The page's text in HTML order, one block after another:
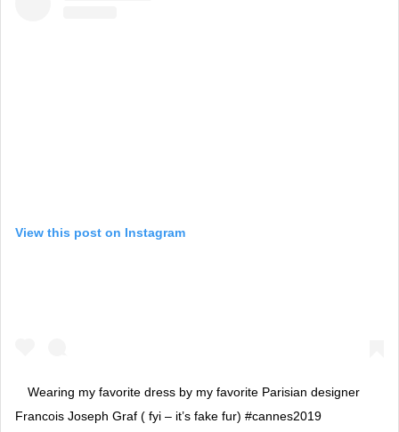
View this post on Instagram
Wearing my favorite dress by my favorite Parisian designer
Francois Joseph Graf ( fyi – it’s fake fur) #cannes2019